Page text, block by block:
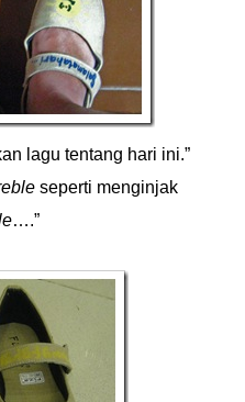
lagu tentang hari ini.”
seperti menginjak
….”